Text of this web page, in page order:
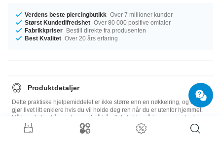
Verdens beste piercingbutikk Over 7 millioner kunder
Størst Kundetilfredshet Over 80 000 positive omtaler
Fabrikkpriser Bestill direkte fra produsenten
Best Kvalitet Over 20 års erfaring
Produktdetaljer
Dette praktiske hjelpemiddelet er ikke større enn en nøkkelring, og det
gjør livet litt enklere hvis du vil holde deg ren når du er utenfor hjemmet.
Nå kan du trygt åpne dører, vri på håndtak, trykke på knapper og bruke
berøringsskjermer, uansett hva som måtte befinne seg på overflatene.